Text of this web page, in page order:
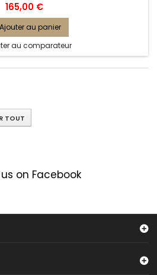
165,00 €
Ajouter au panier
au comparateur
TOUT
on Facebook